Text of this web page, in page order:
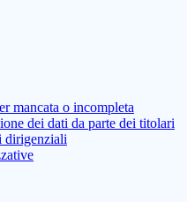
mancata o incompleta
dei dati da parte dei titolari
dirigenziali